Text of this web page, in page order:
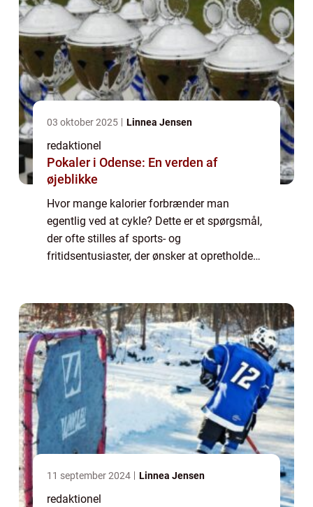
03 oktober 2025 Linnea Jensen
redaktionel
Pokaler i Odense: En verden af
øjeblikke
Hvor mange kalorier forbrænder man
egentlig ved at cykle? Dette er et spørgsmål,
der ofte stilles af sports- og
fritidsentusiaster, der ønsker at opretholde
fors...
11 september 2024 Linnea Jensen
redaktionel